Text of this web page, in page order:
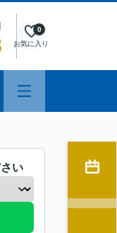
お気に入り
0
い